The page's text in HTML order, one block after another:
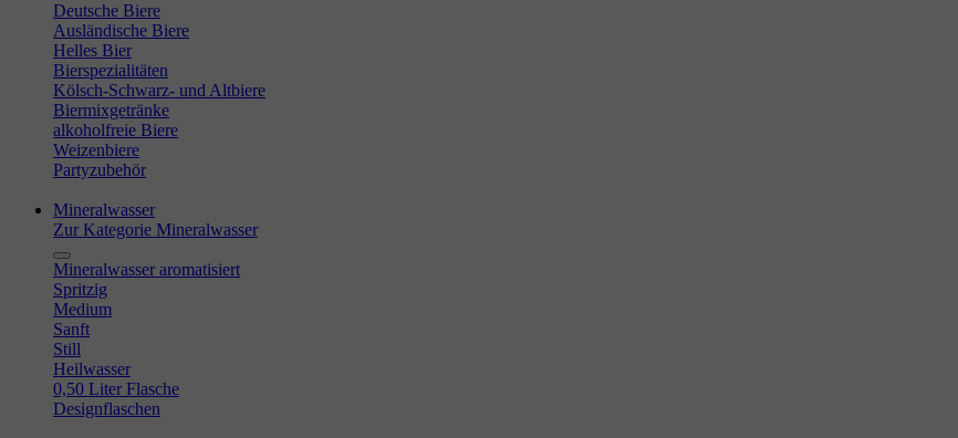
Deutsche Biere
Ausländische Biere
Helles Bier
Bierspezialitäten
Kölsch-Schwarz- und Altbiere
Biermixgetränke
alkoholfreie Biere
Weizenbiere
Partyzubehör
Mineralwasser
Zur Kategorie Mineralwasser
Mineralwasser aromatisiert
Spritzig
Medium
Sanft
Still
Heilwasser
0,50 Liter Flasche
Designflaschen